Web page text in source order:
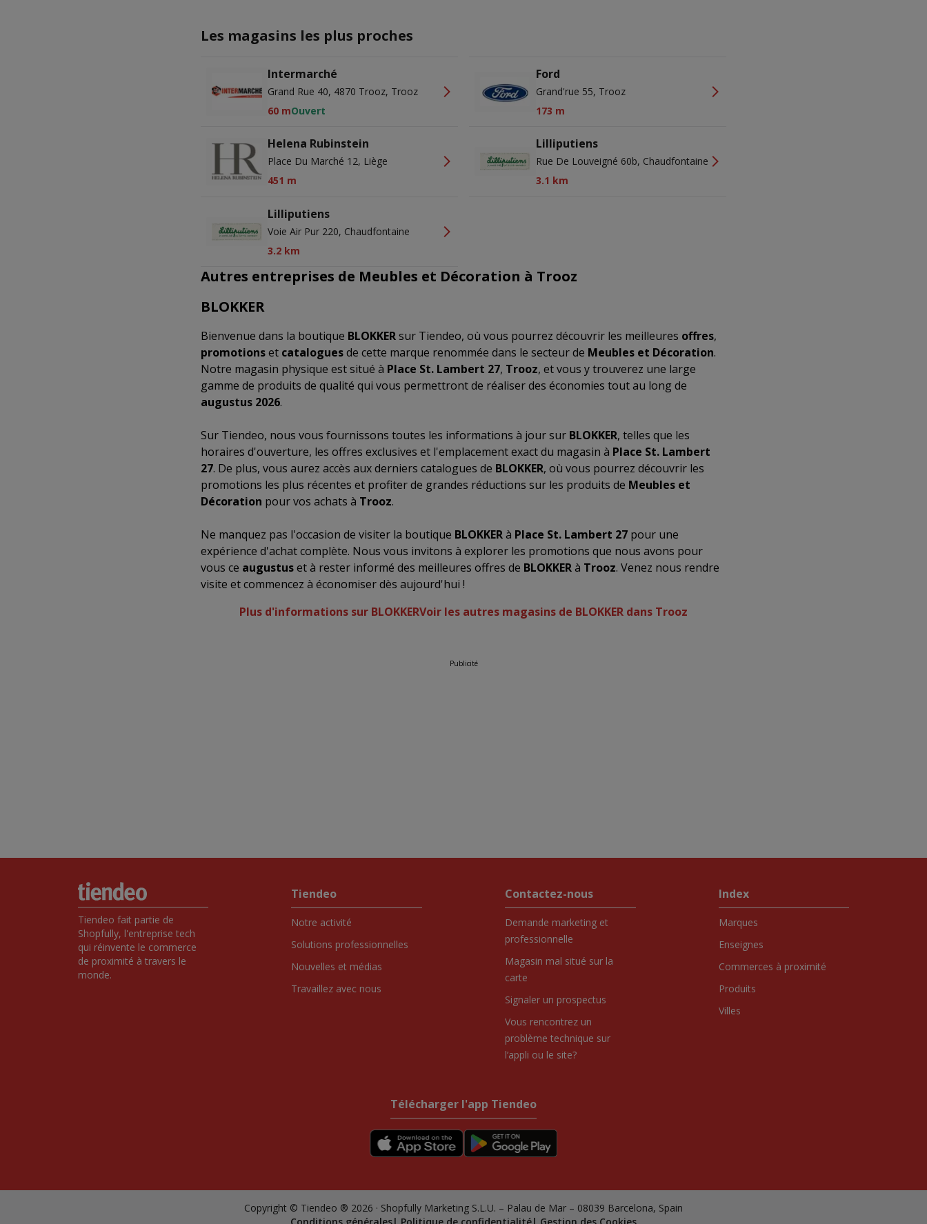
Les magasins les plus proches
Intermarché
Grand Rue 40, 4870 Trooz, Trooz
60 mOuvert
Ford
Grand'rue 55, Trooz
173 m
Helena Rubinstein
Place Du Marché 12, Liège
451 m
Lilliputiens
Rue De Louveigné 60b, Chaudfontaine
3.1 km
Lilliputiens
Voie Air Pur 220, Chaudfontaine
3.2 km
Autres entreprises de Meubles et Décoration à Trooz
BLOKKER
Bienvenue dans la boutique BLOKKERsur Tiendeo, où vous pourrez découvrir les meilleures offres,
promotionset cataloguesde cette marque renommée dans le secteur de Meubles et Décoration.
Notre magasin physique est situé à Place St. Lambert 27, Trooz, et vous y trouverez une large
gamme de produits de qualité qui vous permettront de réaliser des économies tout au long de
augustus 2026.
Sur Tiendeo, nous vous fournissons toutes les informations à jour sur BLOKKER, telles que les
horaires d'ouverture, les offres exclusives et l'emplacement exact du magasin à Place St. Lambert
27. De plus, vous aurez accès aux derniers catalogues de BLOKKER, où vous pourrez découvrir les
promotions les plus récentes et profiter de grandes réductions sur les produits de Meubles et
Décoration pour vos achats à Trooz.
Ne manquez pas l'occasion de visiter la boutique BLOKKERà Place St. Lambert 27pour une
expérience d'achat complète. Nous vous invitons à explorer les promotions que nous avons pour
vous ce augustuset à rester informé des meilleures offres de BLOKKERà Trooz. Venez nous rendre
visite et commencez à économiser dès aujourd'hui !
Plus d'informations sur BLOKKERVoir les autres magasins de BLOKKER dans Trooz
Publicité
Tiendeo fait partie de
Shopfully, l'entreprise tech
qui réinvente le commerce
de proximité à travers le
monde.
Tiendeo
Notre activité
Solutions professionnelles
Nouvelles et médias
Travaillez avec nous
Contactez-nous
Demande marketing et
professionnelle
Magasin mal situé sur la
carte
Signaler un prospectus
Vous rencontrez un
problème technique sur
l’appli ou le site?
Index
Marques
Enseignes
Commerces à proximité
Produits
Villes
Télécharger l'app Tiendeo
Copyright © Tiendeo ® 2026 · Shopfully Marketing S.L.U. – Palau de Mar – 08039 Barcelona, Spain